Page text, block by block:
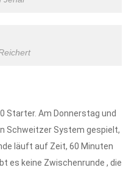
Starter. Am Donnerstag und
Schweitzer System gespielt,
läuft auf Zeit, 60 Minuten
es keine Zwischenrunde , die